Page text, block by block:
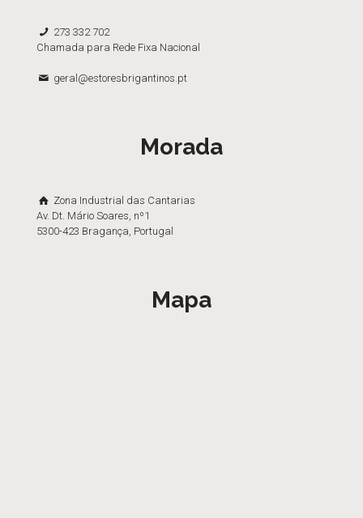
273 332 702
Chamada para Rede Fixa Nacional
geral@estoresbrigantinos.pt
Morada
Zona Industrial das Cantarias
Av. Dt. Mário Soares, nº1
5300-423 Bragança, Portugal
Mapa